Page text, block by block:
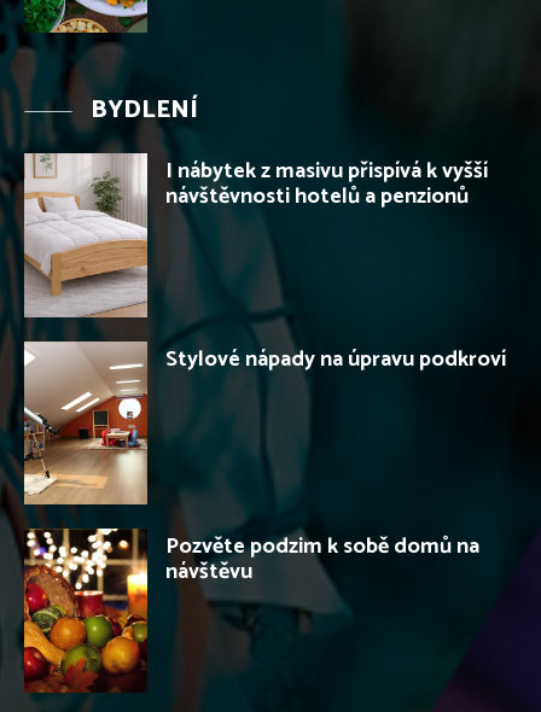
BYDLENÍ
I nábytek z masivu přispívá k vyšší
návštěvnosti hotelů a penzionů
Stylové nápady na úpravu podkroví
Pozvěte podzim k sobě domů na
návštěvu